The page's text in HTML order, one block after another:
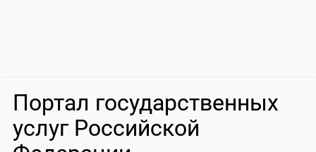
Портал государственных
услуг Российской